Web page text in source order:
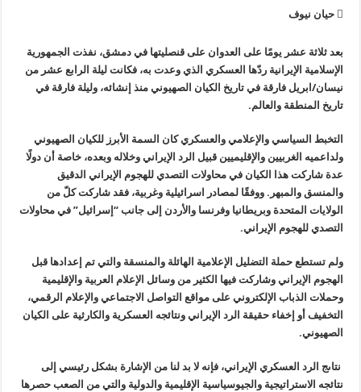
حيان نيوف
بعد ثلاثة عشر يومًا على العدوان على قنصليتها في دمشق، نفذت الجمهورية
الإسلامية الإيرانية ردّها العسكري الذي وعدت به، فكانت ليلة الرابع عشر من
نيسان/ابريل فارقة في تاريخ الكيان الصهيوني منذ إنشائه، وليلة فارقة في
تاريخ المنطقة والعالم.
التخبط السياسي والإعلامي والعسكري كان السمة الأبرز للكيان الصهيوني
ولداعميه الغربيين والإقليميين قبيل الرد الإيراني وخلاله وبعده، خاصة أن دولًا
عدة شاركت هذا الكيان في محاولات التصدي للهجوم الإيراني الدقيق
والمنسق والمبهر. ووفقًا لمصادر اسرائيلية وغربية، فقد شاركت كلّ من
الولايات المتحدة وبريطانيا وفرنسا والأردن إلى جانب “إسرائيل” في محاولات
التصدي للهجوم الإيراني.
ولم تستطع حملة التضليل الإعلامية الهائلة والمنسقة والتي تم إعدادها قبل
الهجوم الإيراني وشاركت فيها الكثير من وسائل الإعلام العربية والإقليمية
وحملات الذباب الإلكتروني على مواقع التواصل الاجتماعي والإعلام الرقمي،
التخفيف أو إخفاء حقيقة الرد الإيراني ونتائجه العسكرية والكارثية على الكيان
الصهيوني.
نتاىج الرد العسكري الإيراني، فإنه لا بد لنا من الإشارة بشكل رئيسي إلى
نتائجه الاستراتيجية والجيوسياسية الإقليمية والدولية والتي من الصعب حصرها